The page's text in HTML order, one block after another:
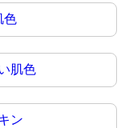
色
肌色
ン